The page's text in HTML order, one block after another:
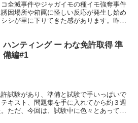
全滅事件やジャガイモの種イモ強奪事件
因場所や箱罠に怪しい反応が発生し始め
シが里に下りてきた感があります。昨日
ハンティング ー わな免許取得 準
備編#1
試験があり、準備と試験で手いっぱいで
キスト、問題集を手に入れてから約３週
ただ、今回は、試験中に色々とあって、